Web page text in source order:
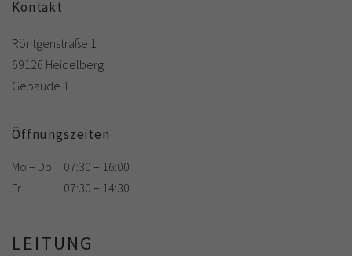
Kontakt
Röntgenstraße 1
69126 Heidelberg
Gebäude 1
Öffnungszeiten
Mo – Do
07:30 – 16:00
Fr
07:30 – 14:30
LEITUNG